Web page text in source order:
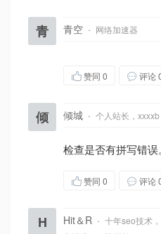
青 青空 · 网络加速器
赞同 0 评论
倾 倾城 · 个人站长，xxxxb
检查是否有拼写错误
赞同 0 评论
H Hit＆R · 十年seo技术